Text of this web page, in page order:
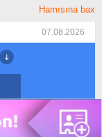
Hamısına bax
07.08.2026